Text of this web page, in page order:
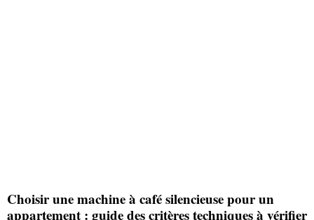
Choisir une machine à café silencieuse pour un
appartement : guide des critères techniques à vérifier